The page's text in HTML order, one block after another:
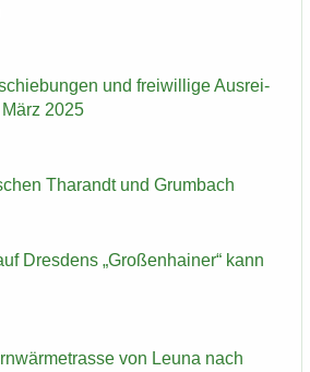
und frei­wil­li­ge Aus­rei­
2025
Tha­randt und Grum­bach
Dres­dens „Gro­ßen­hai­ner“ kann
von Leuna nach